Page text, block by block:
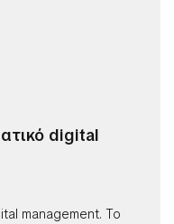
digital
management. Το